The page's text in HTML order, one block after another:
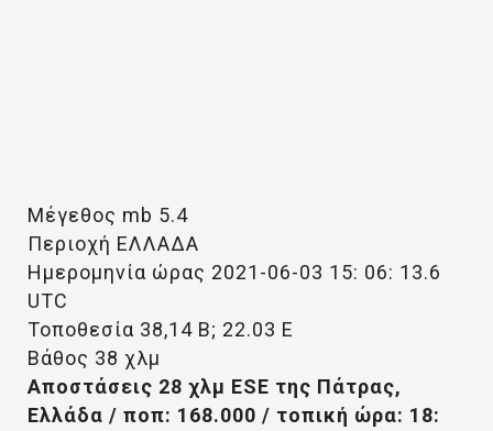
Μέγεθος mb 5.4
Περιοχή ΕΛΛΑΔΑ
Ημερομηνία ώρας 2021-06-03 15: 06: 13.6
UTC
Τοποθεσία 38,14 Β; 22.03 Ε
Βάθος 38 χλμ
Αποστάσεις 28 χλμ ESE της Πάτρας,
Ελλάδα / ποπ: 168.000 / τοπική ώρα: 18: